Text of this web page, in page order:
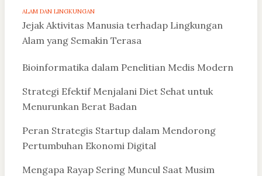
ALAM DAN LINGKUNGAN
Jejak Aktivitas Manusia terhadap Lingkungan
Alam yang Semakin Terasa
Bioinformatika dalam Penelitian Medis Modern
Strategi Efektif Menjalani Diet Sehat untuk
Menurunkan Berat Badan
Peran Strategis Startup dalam Mendorong
Pertumbuhan Ekonomi Digital
Mengapa Rayap Sering Muncul Saat Musim